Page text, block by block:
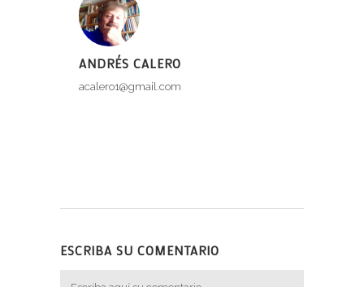
ANDRÉS CALERO
acalero1@gmail.com
ESCRIBA SU COMENTARIO